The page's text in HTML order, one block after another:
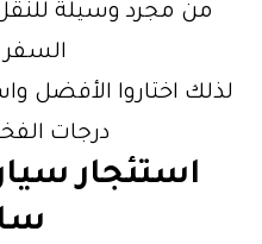
من مجرد وسيلة
السفر
لذلك اختاروا الأفضل
درجات
استئجار